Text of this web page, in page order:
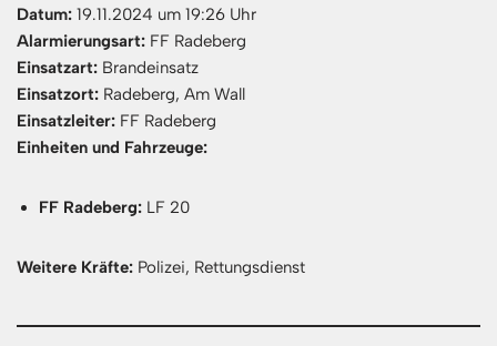
Datum: 19.11.2024 um 19:26 Uhr
Alarmierungsart: FF Radeberg
Einsatzart: Brandeinsatz
Einsatzort: Radeberg, Am Wall
Einsatzleiter: FF Radeberg
Einheiten und Fahrzeuge:
FF Radeberg: LF 20
Weitere Kräfte: Polizei, Rettungsdienst